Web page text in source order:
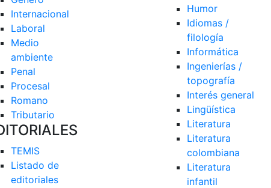
Internacional
Laboral
Medio
ambiente
Penal
Procesal
Romano
Tributario
TEMIS
Listado de
editoriales
Humor
Idiomas /
filología
Informática
Ingenierías /
topografía
Interés general
Lingüística
Literatura
Literatura
colombiana
Literatura
infantil